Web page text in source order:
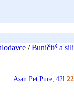
/ Buničité a
Asan Pet Pure, 42l